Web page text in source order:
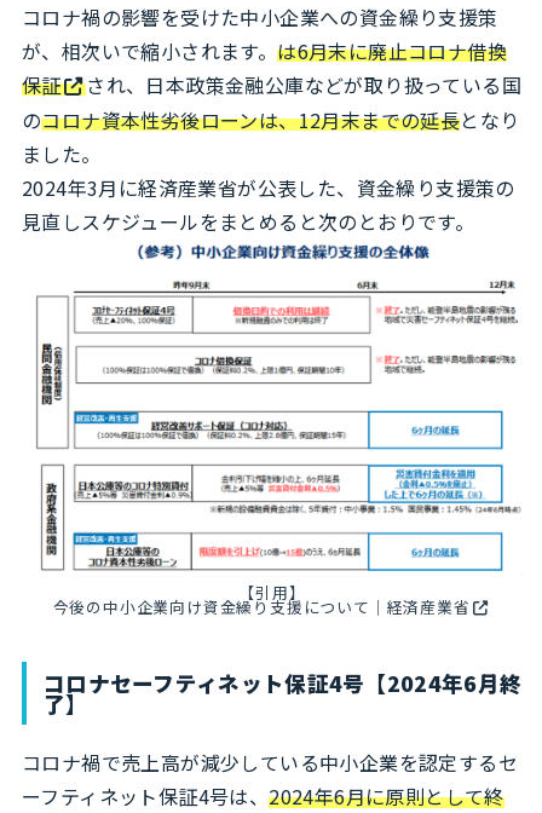
コロナ禍の影響を受けた中小企業への資金繰り支援策
が、相次いで縮小されます。
コロナ借換
保証
は6月末に廃止
され、日本政策金融公庫などが取り扱っている国
のコロナ資本性劣後ローンは、12月末までの延長となり
ました。
2024年3月に経済産業省が公表した、資金繰り支援策の
見直しスケジュールをまとめると次のとおりです。
【引用】
今後の中小企業向け資金繰り支援について｜経済産業省
コロナセーフティネット保証4号【2024年6月終
了】
コロナ禍で売上高が減少している中小企業を認定するセ
ーフティネット保証4号は、2024年6月に原則として終